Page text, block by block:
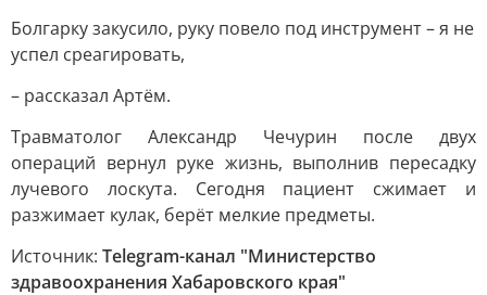
Болгарку закусило, руку повело под инструмент – я не
успел среагировать,
– рассказал Артём.
Травматолог Александр Чечурин после двух
операций вернул руке жизнь, выполнив пересадку
лучевого лоскута. Сегодня пациент сжимает и
разжимает кулак, берёт мелкие предметы.
Источник: Telegram-канал "Министерство
здравоохранения Хабаровского края"